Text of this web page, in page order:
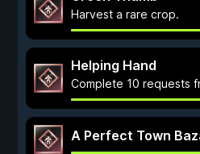
Harvest a rare crop.
Helping Hand
Complete 10 requests
A Perfect Town